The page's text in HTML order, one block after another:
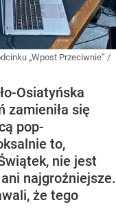
„Wpost Przeciwnie” /
Osiatyńska
zamieniła się
pop-
to,
nie jest
najgroźniejsze.
że tego